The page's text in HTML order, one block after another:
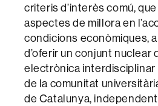
criteris d’interès comú,
aspectes de millora en
condicions econòmiques,
d’oferir un conjunt nuclear
electrònica interdisciplinar
de la comunitat
de Catalunya,